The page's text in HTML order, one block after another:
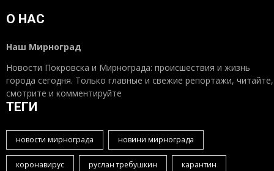
О НАС
Наш Мирноград
Новости Покровска и Мирнограда: происшествия и жизнь
города сегодня. Только главные и свежие репортажи, читайте,
смотрите и комментируйте
ТЕГИ
новости мирнограда новини мирнограда
коронавирус руслан требушкин карантин